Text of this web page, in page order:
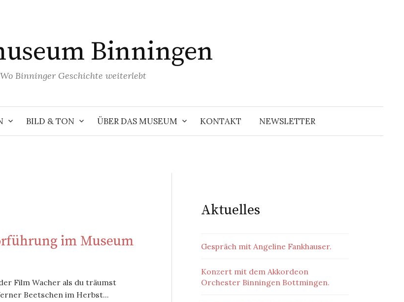
Binningen
Wo Binninger Geschichte weiterlebt
BILD & TON ÜBER DAS MUSEUM KONTAKT NEWSLETTER
Suchen
im Museum
Film Wacher als du träumst
Beetschen im Herbst...
Aktuelles
Gespräch mit Angeline Fankhauser.
Konzert mit dem Akkordeon
Orchester Binningen Bottmingen.